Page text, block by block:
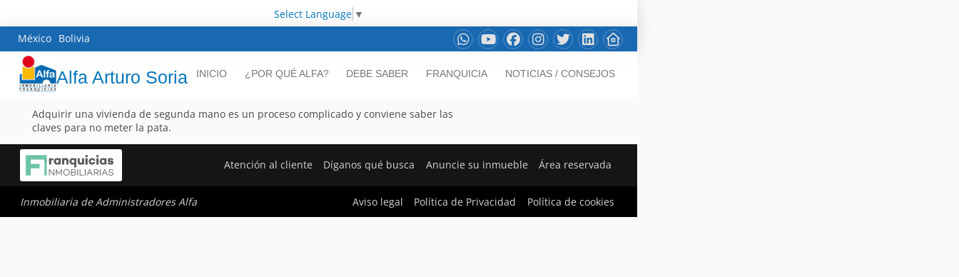
Select Language ▼
México Bolivia
Alfa Arturo Soria INICIO ¿POR QUÉ ALFA? DEBE SABER FRANQUICIA NOTICIAS / CONSEJOS
Adquirir una vivienda de segunda mano es un proceso complicado y conviene saber las
claves para no meter la pata.
Atención al cliente Díganos qué busca Anuncie su inmueble Área reservada
Inmobiliaria de Administradores Alfa Aviso legal Política de Privacidad Política de cookies